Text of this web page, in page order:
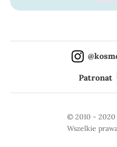
Patronat
© 2010 - 2020
Wszelkie